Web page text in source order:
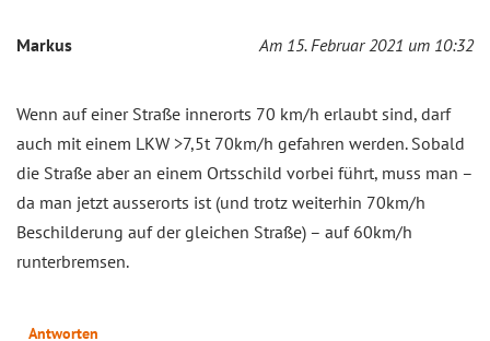
Markus Am 15. Februar 2021 um 10:32
Wenn auf einer Straße innerorts 70 km/h erlaubt sind, darf
auch mit einem LKW >7,5t 70km/h gefahren werden. Sobald
die Straße aber an einem Ortsschild vorbei führt, muss man –
da man jetzt ausserorts ist (und trotz weiterhin 70km/h
Beschilderung auf der gleichen Straße) – auf 60km/h
runterbremsen.
Antworten